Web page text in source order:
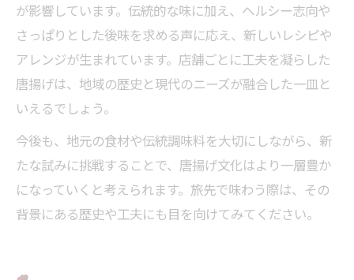
が影響しています。伝統的な味に加え、ヘルシー志向や
さっぱりとした後味を求める声に応え、新しいレシピや
アレンジが生まれています。店舗ごとに工夫を凝らした
唐揚げは、地域の歴史と現代のニーズが融合した一皿と
いえるでしょう。
今後も、地元の食材や伝統調味料を大切にしながら、新
たな試みに挑戦することで、唐揚げ文化はより一層豊か
になっていくと考えられます。旅先で味わう際は、その
背景にある歴史や工夫にも目を向けてみてください。